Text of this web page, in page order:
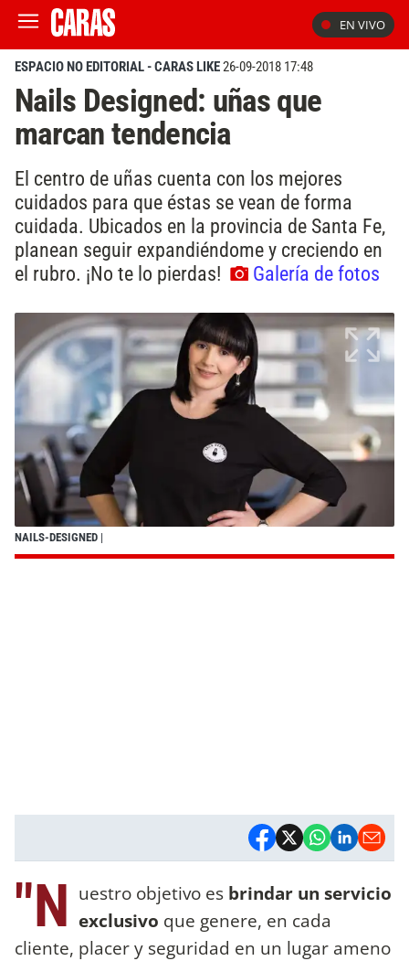
EN VIVO
ESPACIO NO EDITORIAL - CARAS LIKE26-09-2018 17:48
Nails Designed: uñas que
marcan tendencia
El centro de uñas cuenta con los mejores
cuidados para que éstas se vean de forma
cuidada. Ubicados en la provincia de Santa Fe,
planean seguir expandiéndome y creciendo en
el rubro. ¡No te lo pierdas!
Galería de fotos
NAILS-DESIGNED |
"N uestro objetivo es brindar un servicio
exclusivo que genere, en cada
cliente, placer y seguridad en un lugar ameno